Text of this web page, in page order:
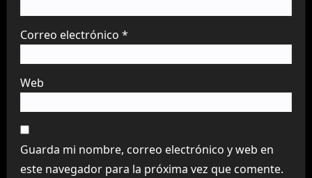
Correo electrónico *
Web
Guarda mi nombre, correo electrónico y web en
este navegador para la próxima vez que comente.